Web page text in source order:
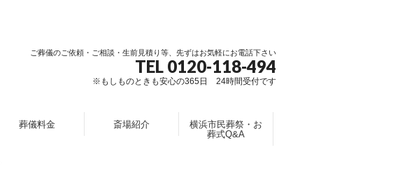
ご葬儀のご依頼・ご相談・生前見積り等、先ずはお気軽にお電話下さい
TEL 0120-118-494
※もしものときも安心の365日 24時間受付です
葬儀料金 斎場紹介
横浜市民葬祭・お
葬式Q&A